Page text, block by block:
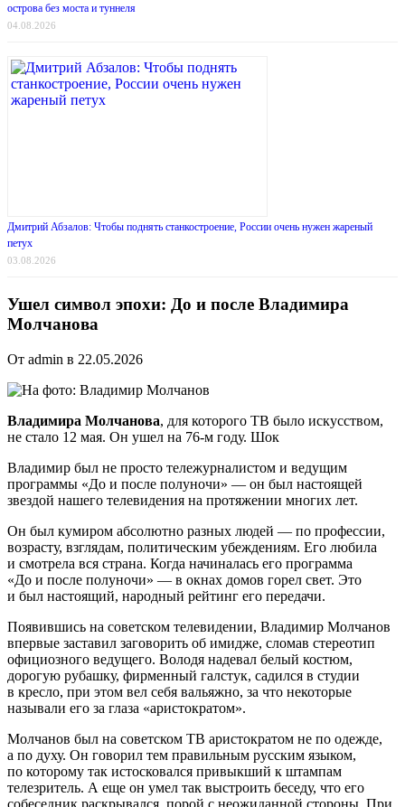
острова без моста и туннеля
04.08.2026
Дмитрий Абзалов: Чтобы поднять станкостроение, России очень нужен жареный
петух
03.08.2026
Ушел символ эпохи: До и после Владимира
Молчанова
От admin в 22.05.2026
Владимира Молчанова, для которого ТВ было искусством,
не стало 12 мая. Он ушел на 76-м году. Шок
Владимир был не просто тележурналистом и ведущим
программы «До и после полуночи» — он был настоящей
звездой нашего телевидения на протяжении многих лет.
Он был кумиром абсолютно разных людей — по профессии,
возрасту, взглядам, политическим убеждениям. Его любила
и смотрела вся страна. Когда начиналась его программа
«До и после полуночи» — в окнах домов горел свет. Это
и был настоящий, народный рейтинг его передачи.
Появившись на советском телевидении, Владимир Молчанов
впервые заставил заговорить об имидже, сломав стереотип
официозного ведущего. Володя надевал белый костюм,
дорогую рубашку, фирменный галстук, садился в студии
в кресло, при этом вел себя вальяжно, за что некоторые
называли его за глаза «аристократом».
Молчанов был на советском ТВ аристократом не по одежде,
а по духу. Он говорил тем правильным русским языком,
по которому так истосковался привыкший к штампам
телезритель. А еще он умел так выстроить беседу, что его
собеседник раскрывался, порой с неожиданной стороны. При